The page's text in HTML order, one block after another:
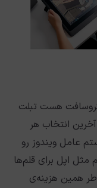
هست تبلت
انتخاب هر
عامل ویندوز رو
اپل برای قلم‌ها
همین هزینه‌ی